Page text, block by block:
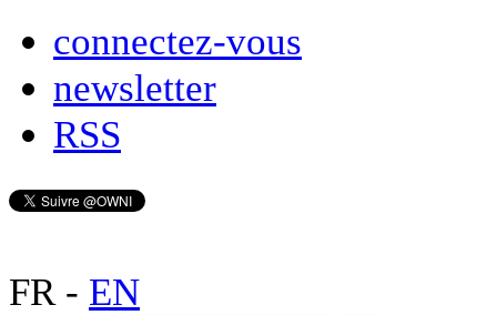
connectez-vous
newsletter
RSS
FR- EN